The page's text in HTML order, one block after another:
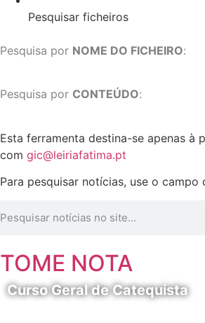
Pesquisar ficheiros
Pesquisa por NOME DO FICHEIRO:
Pesquisa por CONTEÚDO:
Esta ferramenta destina-se apenas à
com gic@leiriafatima.pt
Para pesquisar notícias, use o campo
TOME NOTA
Curso Geral de Catequista